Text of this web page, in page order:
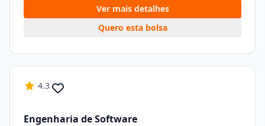
Ver mais detalhes
Quero esta bolsa
4.3
Engenharia de Software